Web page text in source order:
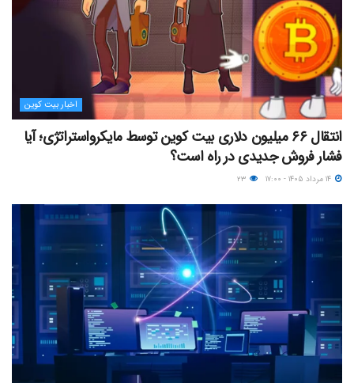
اخبار بیت کوین
انتقال ۶۶ میلیون دلاری بیت کوین توسط مایکرواستراتژی؛ آیا
فشار فروش جدیدی در راه است؟